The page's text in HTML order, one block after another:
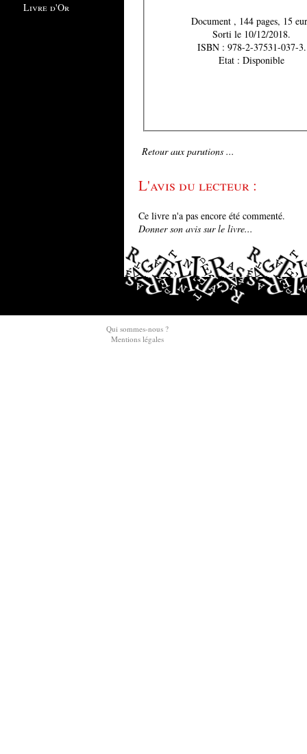
Livre d'Or
Document , 144 pages, 15
Sorti le 10/12/2018.
ISBN : 978-2-37531-037-3.
Etat : Disponible
Retour aux parutions ...
L'avis du lecteur :
Ce livre n'a pas encore été commenté.
Donner son avis sur le livre...
Qui sommes-nous ?
Mentions légales